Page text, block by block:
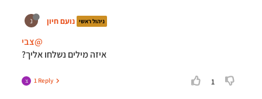
נ נועם חיון ניהול ראשי
@צבי
איזה מילים נשלחו אליך?
צ 1 Reply 1